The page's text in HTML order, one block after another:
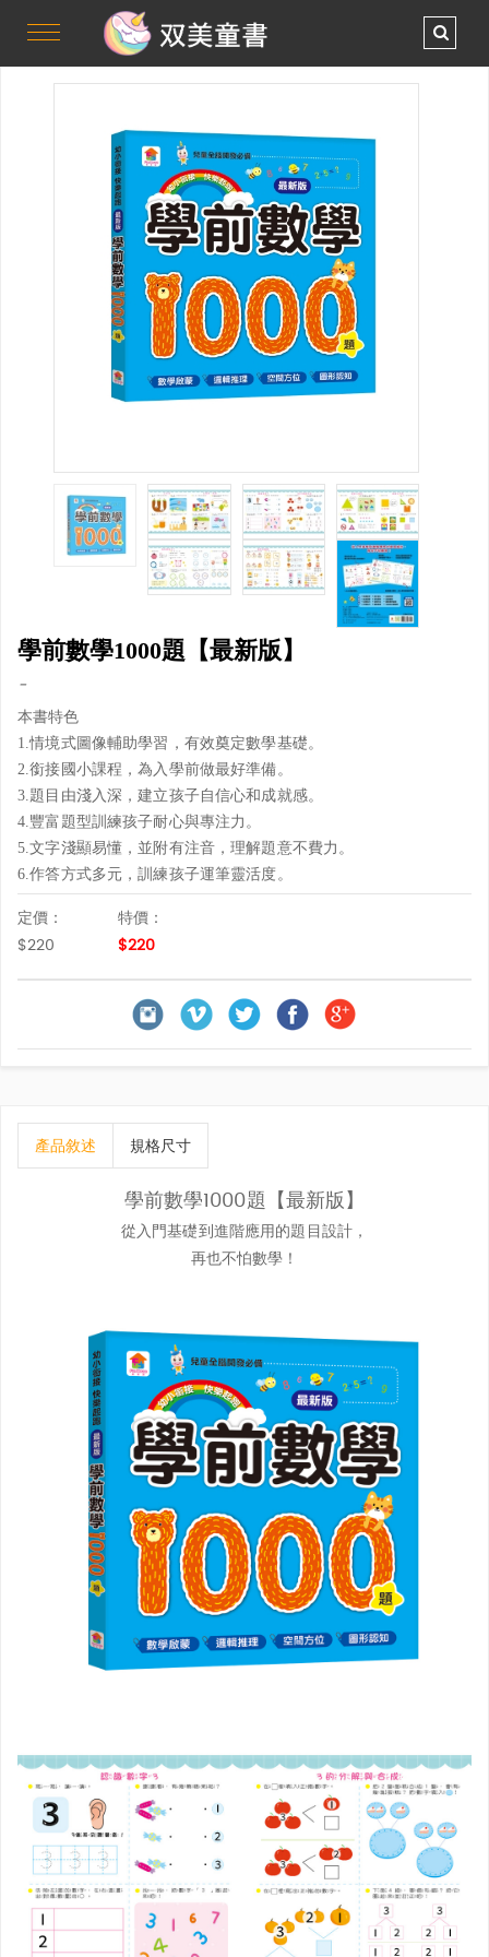
學前數學1000題【最新版】
-
本書特色
1.情境式圖像輔助學習，有效奠定數學基礎。
2.銜接國小課程，為入學前做最好準備。
3.題目由淺入深，建立孩子自信心和成就感。
4.豐富題型訓練孩子耐心與專注力。
5.文字淺顯易懂，並附有注音，理解題意不費力。
6.作答方式多元，訓練孩子運筆靈活度。
定價：
$220
特價：
$220
產品敘述 規格尺寸
學前數學1000題【最新版】
從入門基礎到進階應用的題目設計，
再也不怕數學！